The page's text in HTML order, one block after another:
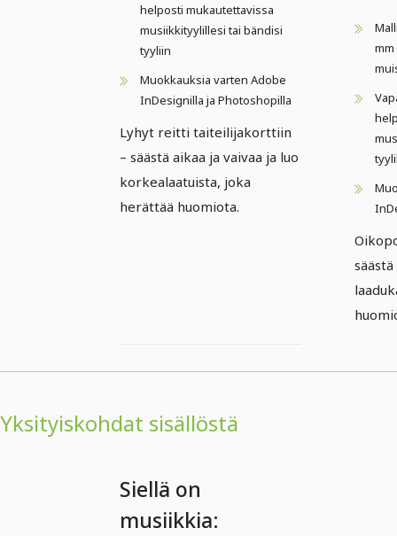
helposti mukautettavissa
musiikkityylillesi tai bändisi
tyyliin
Muokkauksia varten Adobe
InDesignilla ja Photoshopilla
Lyhyt reitti taiteilijakorttiin
– säästä aikaa ja vaivaa ja luo
korkealaatuista, joka
herättää huomiota.
mm
Yksityiskohdat sisällöstä
Siellä on
musiikkia: